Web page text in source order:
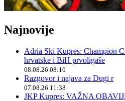
Najnovije
Adria Ski Kupres: Champion
hrvatske i BiH prvoligaše
08.08.26 08:10
Razgovor i najava za Dugi r
07.08.26 11:38
JKP Kupres: VAŽNA